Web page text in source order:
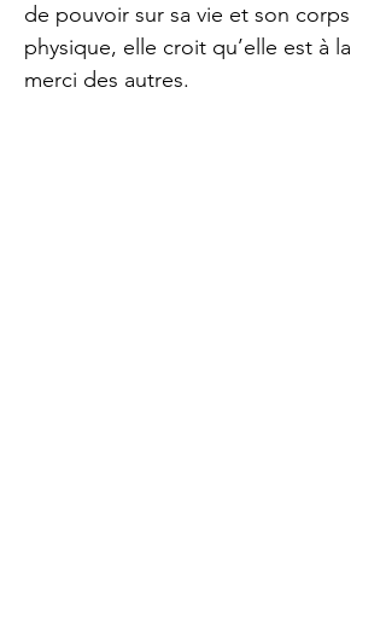
de pouvoir sur sa vie et son corps
physique, elle croit qu’elle est à la
merci des autres.